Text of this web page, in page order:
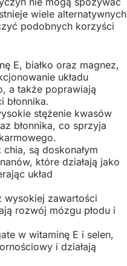
wiele alternatywnych
podobnych korzyści
E, białko oraz magnez,
układu
a także poprawiają
błonnika.
stężenie kwasów
błonnika, co sprzyja
są doskonałym
które działają jako
układ
wysokiej zawartości
rozwój mózgu płodu i
w witaminę E i selen,
i działają